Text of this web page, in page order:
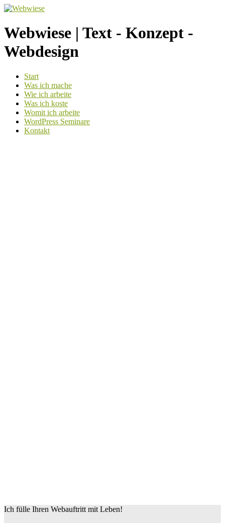
Webwiese | Text - Konzept -
Webdesign
Weiter
zum
Inhalt
Start
Was ich mache
Wie ich arbeite
Was ich koste
Womit ich arbeite
WordPress Seminare
Kontakt
Ich fülle Ihren Webauftritt mit Leben!